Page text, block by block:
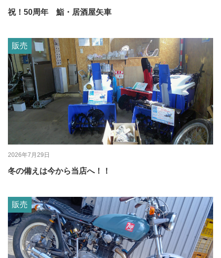
祝！50周年 鮨・居酒屋矢車
販売
2026年7月29日
冬の備えは今から当店へ！！
販売